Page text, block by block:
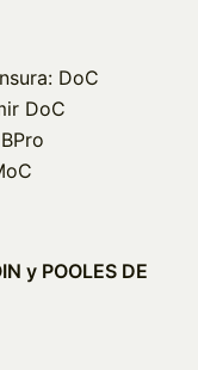
DoC
DoC
y POOLES DE